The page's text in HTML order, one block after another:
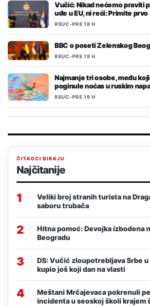
Vučić: Nikad nećemo praviti
uđe u EU, ni reći: Primite prvo
REUC•PRE 18 H
BBC o poseti Zelenskog
REUC•PRE 18 H
Najmanje tri osobe, među
poginule noćas u ruskim
REUC•PRE 19 H
ČITAOCI BIRAJU
Najčitanije
1
Veliki broj stranih turista na
saboru trubača
2
Hitna pomoć: Devojka izbodena
Beogradu
3
DS: Vučić zloupotrebljava Srbe
kupio još koji dan na vlasti
4
Meštani Mrčajevaca pokrenuli
incidenta u seoskoj školi krajem